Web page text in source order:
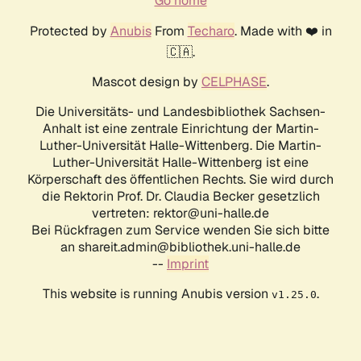
Protected by AnubisFrom Techaro. Made with ❤️ in
🇨🇦.
Mascot design by CELPHASE.
Die Universitäts- und Landesbibliothek Sachsen-
Anhalt ist eine zentrale Einrichtung der Martin-
Luther-Universität Halle-Wittenberg. Die Martin-
Luther-Universität Halle-Wittenberg ist eine
Körperschaft des öffentlichen Rechts. Sie wird durch
die Rektorin Prof. Dr. Claudia Becker gesetzlich
vertreten: rektor@uni-halle.de
Bei Rückfragen zum Service wenden Sie sich bitte
an shareit.admin@bibliothek.uni-halle.de
-- Imprint
This website is running Anubis version v1.25.0.